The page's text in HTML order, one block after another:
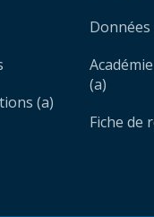
(a)
Données
(a)
Fiche de